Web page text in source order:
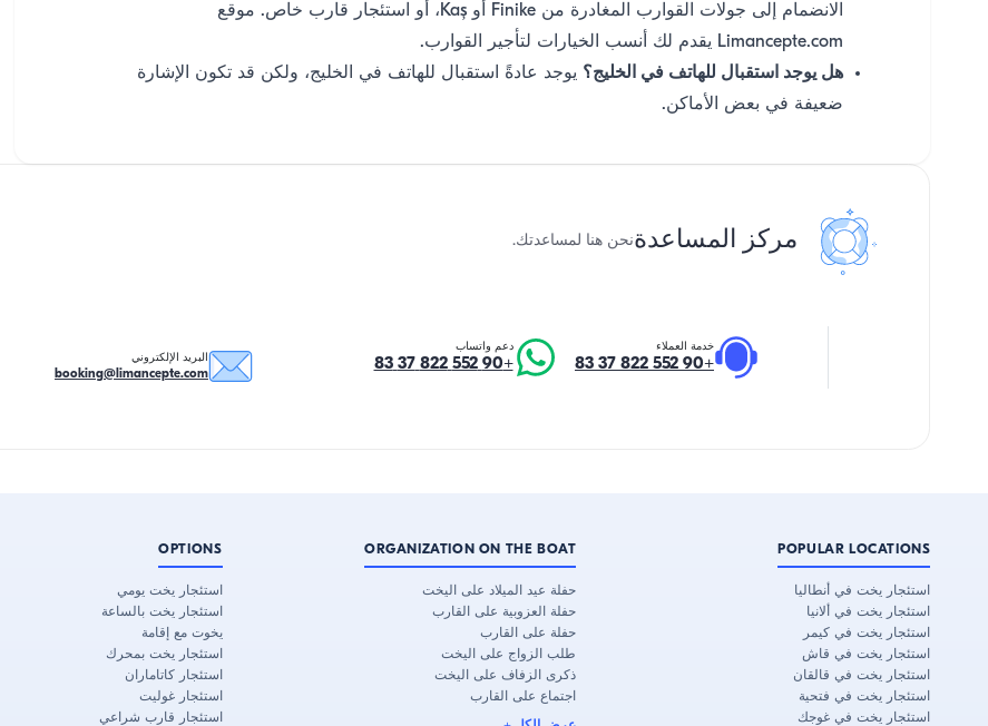
الانضمام إلى جولات القوارب المغادرة من Finike أو Kaş، أو استئجار قارب خاص. موقع
Limancepte.com يقدم لك أنسب الخيارات لتأجير القوارب.
هل يوجد استقبال للهاتف في الخليج؟ يوجد عادةً استقبال للهاتف في الخليج، ولكن قد تكون الإشارة
ضعيفة في بعض الأماكن.
مركز المساعدةنحن هنا لمساعدتك.
خدمة العملاء
+90 552 822 37 83
دعم واتساب
+90 552 822 37 83 البريد الإلكتروني
booking@limancepte.com
POPULAR LOCATIONS
استئجار يخت في أنطاليا
استئجار يخت في ألانيا
استئجار يخت في كيمر
استئجار يخت في قاش
استئجار يخت في قالقان
استئجار يخت في فتحية
استئجار يخت في غوجك
ORGANIZATION ON THE BOAT
حفلة عيد الميلاد على اليخت
حفلة العزوبية على القارب
حفلة على القارب
طلب الزواج على اليخت
ذكرى الزفاف على اليخت
اجتماع على القارب
OPTIONS
استئجار يخت يومي
استئجار يخت بالساعة
يخوت مع إقامة
استئجار يخت بمحرك
استئجار كاتاماران
استئجار غوليت
استئجار قارب شراعي